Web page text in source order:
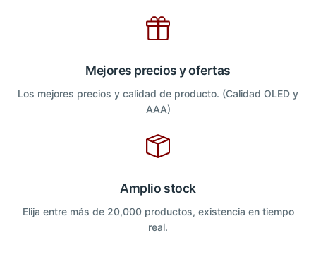
Mejores precios y ofertas
Los mejores precios y calidad de producto. (Calidad OLED y
AAA)
Amplio stock
Elija entre más de 20,000 productos, existencia en tiempo
real.